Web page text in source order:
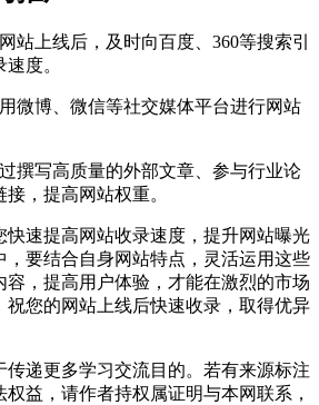
站上线后，及时向百度、360等搜索引
度。
微博、微信等社交媒体平台进行网站
撰写高质量的外部文章、参与行业论
，提高网站权重。
快速提高网站收录速度，提升网站曝光
，要结合自身网站特点，灵活运用这些
容，提高用户体验，才能在激烈的市场
祝您的网站上线后快速收录，取得优异
传递更多学习交流目的。若有来源标注
益，请作者持权属证明与本网联系，